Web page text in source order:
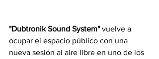
"Dubtronik Sound System" vuelve a
ocupar el espacio público con una
nueva sesión al aire libre en uno de los